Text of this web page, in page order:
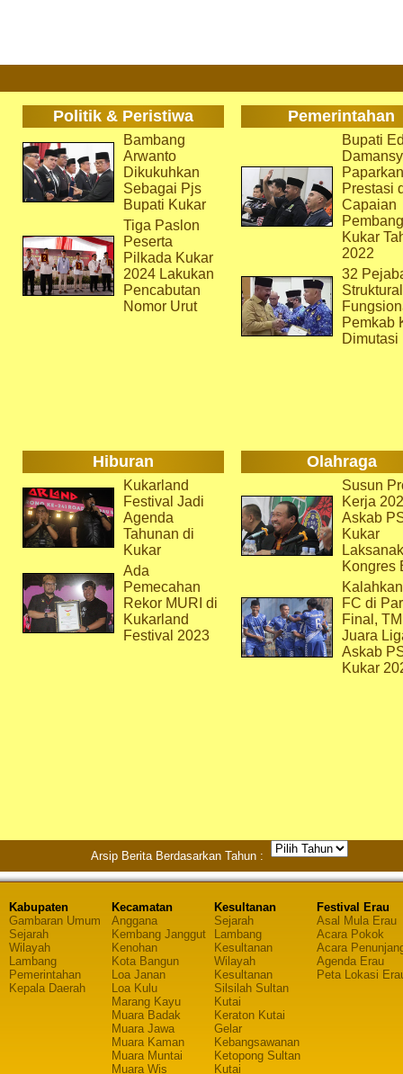
Politik & Peristiwa Pemerintahan
Bambang
Arwanto
Dikukuhkan
Sebagai Pjs
Bupati Kukar
Tiga Paslon
Peserta
Pilkada Kukar
2024 Lakukan
Pencabutan
Nomor Urut
Bupati
Paparkan
Prestasi
Capaian
Kukar
2022
32
Pemkab
Dimutasi
Hiburan Olahraga
Kukarland
Festival Jadi
Agenda
Tahunan di
Kukar
Ada
Pemecahan
Rekor MURI di
Kukarland
Festival 2023
Susun
Kerja
Askab
Kukar
Kongres
FC di
Final,
Juara
Askab
Kukar
Arsip Berita Berdasarkan Tahun :
Kabupaten
Gambaran Umum
Sejarah
Wilayah
Lambang
Pemerintahan
Kepala Daerah
Kecamatan
Anggana
Kembang Janggut
Kenohan
Kota Bangun
Loa Janan
Loa Kulu
Marang Kayu
Muara Badak
Muara Jawa
Muara Kaman
Muara Muntai
Muara Wis
Kesultanan
Sejarah
Lambang
Kesultanan
Wilayah
Kesultanan
Silsilah Sultan
Kutai
Keraton Kutai
Gelar
Kebangsawanan
Ketopong Sultan
Kutai
Festival Erau
Asal Mula Erau
Acara Pokok
Acara
Agenda Erau
Peta Lokasi